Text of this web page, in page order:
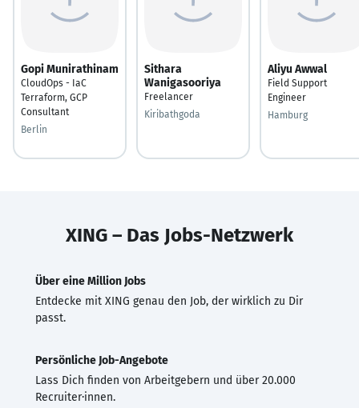
Gopi Munirathinam
CloudOps - IaC
Terraform, GCP
Consultant
Berlin
Sithara
Wanigasooriya
Freelancer
Kiribathgoda
Aliyu Awwal
Field Support
Engineer
Hamburg
XING – Das Jobs-Netzwerk
Über eine Million Jobs
Entdecke mit XING genau den Job, der wirklich zu Dir
passt.
Persönliche Job-Angebote
Lass Dich finden von Arbeitgebern und über 20.000
Recruiter·innen.